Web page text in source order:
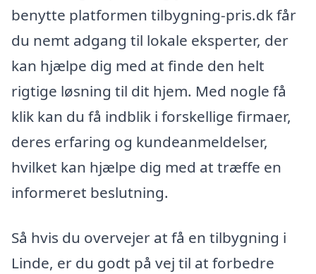
benytte platformen tilbygning-pris.dk får
du nemt adgang til lokale eksperter, der
kan hjælpe dig med at finde den helt
rigtige løsning til dit hjem. Med nogle få
klik kan du få indblik i forskellige firmaer,
deres erfaring og kundeanmeldelser,
hvilket kan hjælpe dig med at træffe en
informeret beslutning.
Så hvis du overvejer at få en tilbygning i
Linde, er du godt på vej til at forbedre